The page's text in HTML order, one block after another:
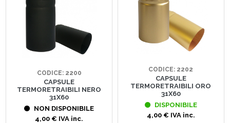
CODICE: 2200
CAPSULE
TERMORETRAIBILI NERO
31X60
NON DISPONIBILE
4,00 € IVA inc.
CODICE: 2202
CAPSULE
TERMORETRAIBILI ORO
31X60
DISPONIBILE
4,00 € IVA inc.